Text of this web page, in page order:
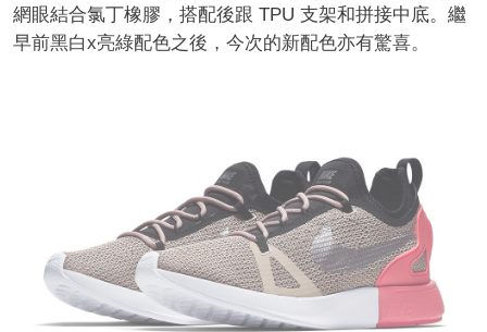
網眼結合氯丁橡膠，搭配後跟 TPU 支架和拼接中底。繼
早前黑白x亮綠配色之後，今次的新配色亦有驚喜。